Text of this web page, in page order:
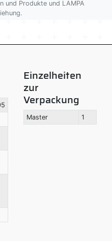
und Produkte und LAMPA
Einzelheiten
zur
Verpackung
Master 1